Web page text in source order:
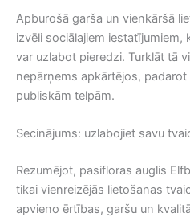
Apburošā garša un vienkāršā
izvēli sociālajiem iestatījumiem,
var uzlabot pieredzi. Turklāt tā
nepārņems apkārtējos,
publiskām telpām.
Secinājums: uzlabojiet savu
Rezumējot, pasifloras auglis
tikai vienreizējās lietošanas
apvieno ērtības, garšu un